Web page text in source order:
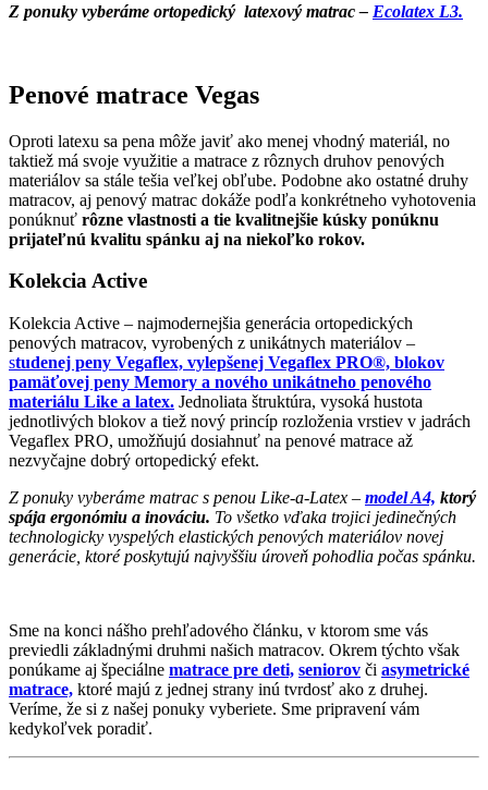
Z ponuky vyberáme ortopedický latexový matrac – Ecolatex L3.
Penové matrace Vegas
Oproti latexu sa pena môže javiť ako menej vhodný materiál, no
taktiež má svoje využitie a matrace z rôznych druhov penových
materiálov sa stále tešia veľkej obľube. Podobne ako ostatné druhy
matracov, aj penový matrac dokáže podľa konkrétneho vyhotovenia
ponúknuť rôzne vlastnosti a tie kvalitnejšie kúsky ponúknu
prijateľnú kvalitu spánku aj na niekoľko rokov.
Kolekcia Active
Kolekcia Active – najmodernejšia generácia ortopedických
penových matracov, vyrobených z unikátnych materiálov –
studenej peny Vegaflex, vylepšenej Vegaflex PRO®, blokov
pamäťovej peny Memory a nového unikátneho penového
materiálu Like a latex. Jednoliata štruktúra, vysoká hustota
jednotlivých blokov a tiež nový princíp rozloženia vrstiev v jadrách
Vegaflex PRO, umožňujú dosiahnuť na penové matrace až
nezvyčajne dobrý ortopedický efekt.
Z ponuky vyberáme matrac s penou Like-a-Latex – model A4, ktorý
spája ergonómiu a inováciu. To všetko vďaka trojici jedinečných
technologicky vyspelých elastických penových materiálov novej
generácie, ktoré poskytujú najvyššiu úroveň pohodlia počas spánku.
Sme na konci nášho prehľadového článku, v ktorom sme vás
previedli základnými druhmi našich matracov. Okrem týchto však
ponúkame aj špeciálne matrace pre deti, seniorov či asymetrické
matrace, ktoré majú z jednej strany inú tvrdosť ako z druhej.
Veríme, že si z našej ponuky vyberiete. Sme pripravení vám
kedykoľvek poradiť.